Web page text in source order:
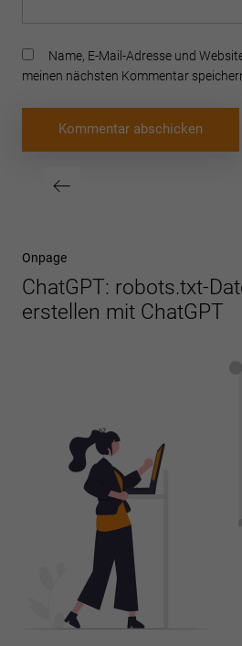
Name, E-Mail-Adresse und
meinen nächsten Kommentar
Vorheriger
Beitrag
Onpage
ChatGPT: robots.txt-
erstellen mit ChatGPT